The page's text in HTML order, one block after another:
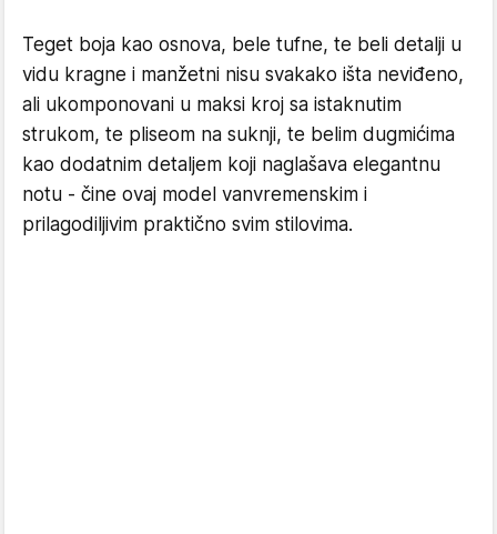
Teget boja kao osnova, bele tufne, te beli detalji u
vidu kragne i manžetni nisu svakako išta neviđeno,
ali ukomponovani u maksi kroj sa istaknutim
strukom, te pliseom na suknji, te belim dugmićima
kao dodatnim detaljem koji naglašava elegantnu
notu - čine ovaj model vanvremenskim i
prilagodiljivim praktično svim stilovima.